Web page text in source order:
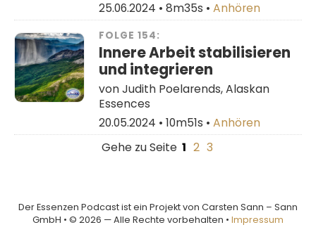
25.06.2024 • 8m35s • Anhören
FOLGE 154:
Innere Arbeit stabilisieren
und integrieren
von Judith Poelarends, Alaskan
Essences
20.05.2024 • 10m51s • Anhören
Gehe zu Seite 1 2 3
Der Essenzen Podcast ist ein Projekt von Carsten Sann – Sann
GmbH • © 2026 — Alle Rechte vorbehalten • Impressum